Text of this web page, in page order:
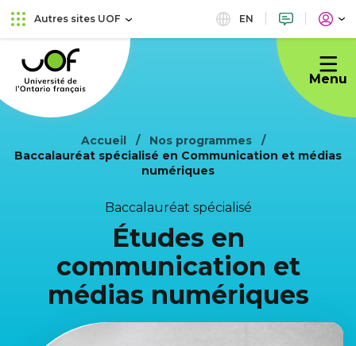
Aller
au
principal
Passer
au
contenu
Autres sites UOF EN
Université
de
l'Ontario
français
Menu
Accueil
Nos programmes
Baccalauréat spécialisé en Communication et médias
numériques
Baccalauréat spécialisé
Études en
communication et
médias numériques